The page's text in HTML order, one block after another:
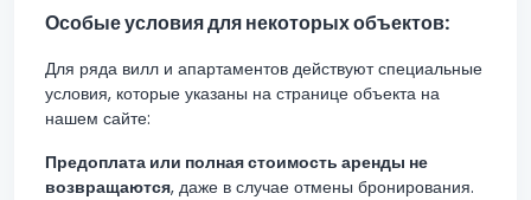
Особые условия для некоторых объектов:
Для ряда вилл и апартаментов действуют специальные
условия, которые указаны на странице объекта на
нашем сайте:
Предоплата или полная стоимость аренды не
возвращаются, даже в случае отмены бронирования.